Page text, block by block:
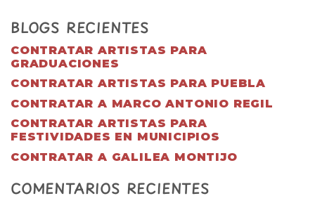
BLOGS RECIENTES
CONTRATAR ARTISTAS PARA
GRADUACIONES
CONTRATAR ARTISTAS PARA PUEBLA
CONTRATAR A MARCO ANTONIO REGIL
CONTRATAR ARTISTAS PARA
FESTIVIDADES EN MUNICIPIOS
CONTRATAR A GALILEA MONTIJO
COMENTARIOS RECIENTES